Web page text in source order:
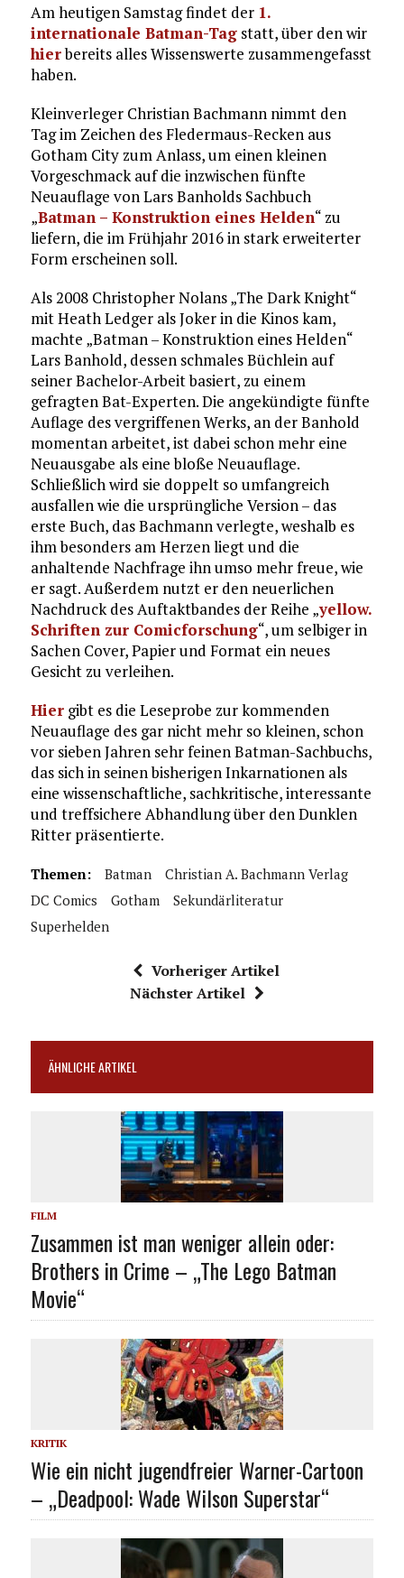
Am heutigen Samstag findet der 1.
internationale Batman-Tagstatt, über den wir
hierbereits alles Wissenswerte zusammengefasst
haben.
Kleinverleger Christian Bachmann nimmt den
Tag im Zeichen des Fledermaus-Recken aus
Gotham City zum Anlass, um einen kleinen
Vorgeschmack auf die inzwischen fünfte
Neuauflage von Lars Banholds Sachbuch
„Batman – Konstruktion eines Helden“ zu
liefern, die im Frühjahr 2016 in stark erweiterter
Form erscheinen soll.
Als 2008 Christopher Nolans „The Dark Knight“
mit Heath Ledger als Joker in die Kinos kam,
machte „Batman – Konstruktion eines Helden“
Lars Banhold, dessen schmales Büchlein auf
seiner Bachelor-Arbeit basiert, zu einem
gefragten Bat-Experten. Die angekündigte fünfte
Auflage des vergriffenen Werks, an der Banhold
momentan arbeitet, ist dabei schon mehr eine
Neuausgabe als eine bloße Neuauflage.
Schließlich wird sie doppelt so umfangreich
ausfallen wie die ursprüngliche Version – das
erste Buch, das Bachmann verlegte, weshalb es
ihm besonders am Herzen liegt und die
anhaltende Nachfrage ihn umso mehr freue, wie
er sagt. Außerdem nutzt er den neuerlichen
Nachdruck des Auftaktbandes der Reihe „yellow.
Schriften zur Comicforschung“, um selbiger in
Sachen Cover, Papier und Format ein neues
Gesicht zu verleihen.
Hiergibt es die Leseprobe zur kommenden
Neuauflage des gar nicht mehr so kleinen, schon
vor sieben Jahren sehr feinen Batman-Sachbuchs,
das sich in seinen bisherigen Inkarnationen als
eine wissenschaftliche, sachkritische, interessante
und treffsichere Abhandlung über den Dunklen
Ritter präsentierte.
Themen: Batman
Christian A. Bachmann Verlag
DC Comics
Gotham
Sekundärliteratur
Superhelden
Vorheriger Artikel
Nächster Artikel
ÄHNLICHE ARTIKEL
FILM
Zusammen ist man weniger allein oder:
Brothers in Crime – „The Lego Batman
Movie“
KRITIK
Wie ein nicht jugendfreier Warner-Cartoon
– „Deadpool: Wade Wilson Superstar“